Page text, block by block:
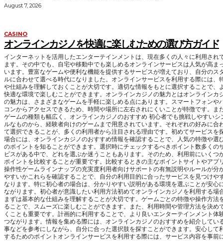
August 7, 2026
CASINO
オンラインカジノを快適に楽しむための選び方ガイド
インターネットを活用したエンターテインメントは、現在多くの人々に利用され
ます。その中でも、自宅や移動中でも楽しめるオンラインサービスは人気が高ま
います。豊富なゲームや便利な機能を提供するサービスが増えており、自分のス
ルに合わせて選べる時代になりました。オンラインサービスを利用する際には、
や仕組みを理解しておくことが大切です。適切な情報をもとに選択することで、
快適な環境で楽しむことができます。オンラインカジノの魅力とはオンラインカ
の魅力は、さまざまなゲームを手軽に楽しめる点にあります。スマートフォンや
コンからアクセスできるため、時間や場所に左右されにくいことが特徴です。ま
ゲームの種類も幅広く、オンラインカジノのおすすめ 初心者でも挑戦しやすいシ
ルなものから、経験者向けのゲームまで用意されています。それぞれの好みに合
て選択できることが、多くの利用者から注目される理由です。初めてサービスを
場合には、オンラインカジノのおすすめ情報を確認することで、人気の特徴や選
のポイントを知ることができます。選択時にチェックするべきポイント数多くの
ビスがある中で、どれを選ぶか迷うこともあります。そのため、利用前にいくつ
ポイントを比較することが重要です。比較するときの主なポイントサイトやアプ
操作性ゲームラインナップの充実度利用者向けサポートの有無説明やルールが分
やすいかこれらを確認することで、自分の利用目的に合ったサービスを見つけや
なります。特に初心者の場合は、分かりやすい説明がある環境を選ぶことが安心
ながります。初心者が意識したい利用方法初めてオンラインカジノを利用する場
まずは基本的な仕組みを理解することが大切です。ゲームごとの特徴や操作方法
ることで、スムーズに楽しむことができます。また、利用時間や管理方法を決め
くことも重要です。計画的に利用することで、より良いエンターテインメント体
つながります。情報を集める際には、オンラインカジノのおすすめを紹介してい
事などを参考にしながら、自分に合った選択肢を探すことができます。安心して
するためのポイントオンラインサービスを利用する際には、サービス内容を事前